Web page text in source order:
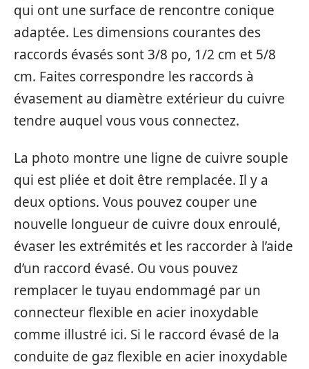
qui ont une surface de rencontre conique
adaptée. Les dimensions courantes des
raccords évasés sont 3/8 po, 1/2 cm et 5/8
cm. Faites correspondre les raccords à
évasement au diamètre extérieur du cuivre
tendre auquel vous vous connectez.
La photo montre une ligne de cuivre souple
qui est pliée et doit être remplacée. Il y a
deux options. Vous pouvez couper une
nouvelle longueur de cuivre doux enroulé,
évaser les extrémités et les raccorder à l’aide
d’un raccord évasé. Ou vous pouvez
remplacer le tuyau endommagé par un
connecteur flexible en acier inoxydable
comme illustré ici. Si le raccord évasé de la
conduite de gaz flexible en acier inoxydable